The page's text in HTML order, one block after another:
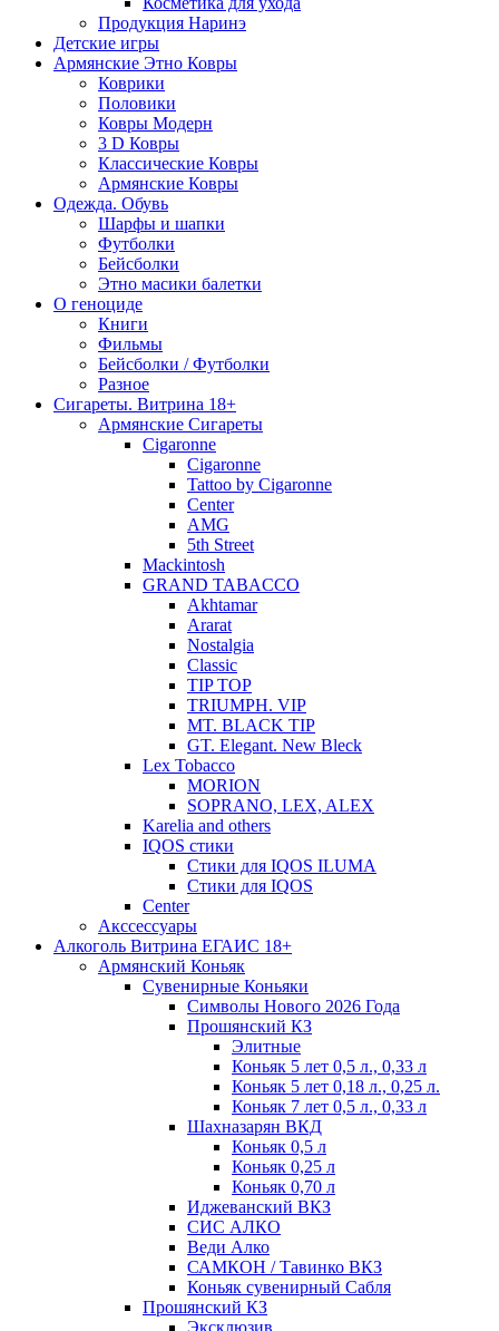
Продукция Наринэ
Детские игры
Армянские Этно Ковры
Коврики
Половики
Ковры Модерн
3 D Ковры
Классические Ковры
Армянские Ковры
Одежда. Обувь
Шарфы и шапки
Футболки
Бейсболки
Этно масики балетки
О геноциде
Книги
Фильмы
Бейсболки / Футболки
Разное
Сигареты. Витрина 18+
Армянские Сигареты
Cigaronne
Cigaronne
Tattoo by Cigaronne
Center
AMG
5th Street
Mackintosh
GRAND TABACCO
Akhtamar
Ararat
Nostalgia
Classic
TIP TOP
TRIUMPH. VIP
MT. BLACK TIP
GT. Elegant. New Bleck
Lex Tobacco
MORION
SOPRANO, LEX, ALEX
Karelia and others
IQOS стики
Стики для IQOS ILUMA
Стики для IQOS
Сenter
Акссессуары
Алкоголь Витрина ЕГАИС 18+
Армянский Коньяк
Сувенирные Коньяки
Символы Нового 2026 Года
Прошянский КЗ
Элитные
Коньяк 5 лет 0,5 л., 0,33 л
Коньяк 5 лет 0,18 л., 0,25 л.
Коньяк 7 лет 0,5 л., 0,33 л
Шахназарян ВКД
Коньяк 0,5 л
Коньяк 0,25 л
Коньяк 0,70 л
Иджеванский ВКЗ
СИС АЛКО
Веди Алко
САМКОН / Тавинко ВКЗ
Коньяк сувенирный Сабля
Прошянский КЗ
Эксклюзив